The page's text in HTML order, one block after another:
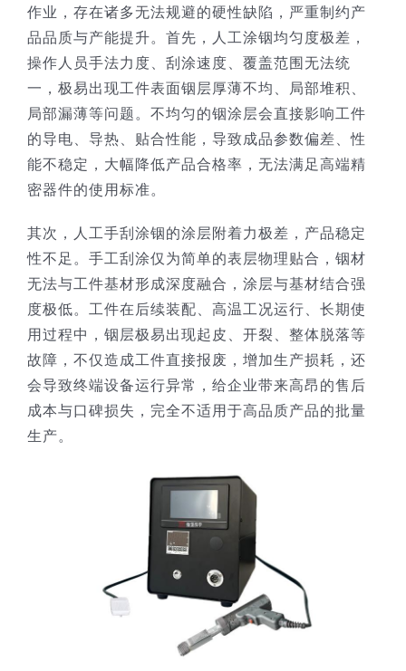
作业，存在诸多无法规避的硬性缺陷，严重制约产
品品质与产能提升。首先，人工涂铟均匀度极差，
操作人员手法力度、刮涂速度、覆盖范围无法统
一，极易出现工件表面铟层厚薄不均、局部堆积、
局部漏薄等问题。不均匀的铟涂层会直接影响工件
的导电、导热、贴合性能，导致成品参数偏差、性
能不稳定，大幅降低产品合格率，无法满足高端精
密器件的使用标准。
其次，人工手刮涂铟的涂层附着力极差，产品稳定
性不足。手工刮涂仅为简单的表层物理贴合，铟材
无法与工件基材形成深度融合，涂层与基材结合强
度极低。工件在后续装配、高温工况运行、长期使
用过程中，铟层极易出现起皮、开裂、整体脱落等
故障，不仅造成工件直接报废，增加生产损耗，还
会导致终端设备运行异常，给企业带来高昂的售后
成本与口碑损失，完全不适用于高品质产品的批量
生产。